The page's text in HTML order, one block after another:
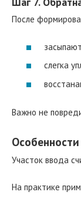
После
слегка
Важно не
Участок ввода
На практике